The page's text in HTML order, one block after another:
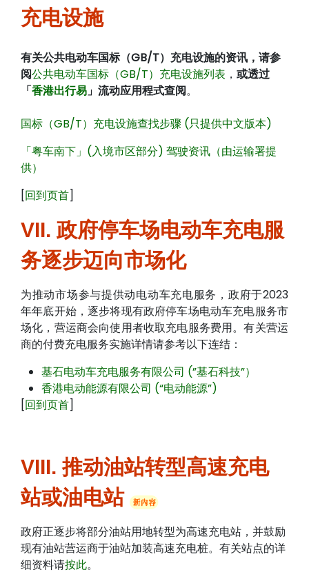
充电设施
有关公共电动车国标（GB/T）充电设施的资讯，请参
阅公共电动车国标（GB/T）充电设施列表 ， 或透过
「香港出行易」流动应用程式查阅。
国标（GB/T）充电设施查找步骤 (只提供中文版本)
「粤车南下」(入境市区部分) 驾驶资讯（由运输署提
供）
[回到页首]
VII. 政府停车场电动车充电服
务逐步迈向市场化
为推动市场参与提供动电动车充电服务，政府于2023
年年底开始，逐步将现有政府停车场电动车充电服务市
场化，营运商会向使用者收取充电服务费用。有关营运
商的付费充电服务实施详情请参考以下连结：
基石电动车充电服务有限公司 (”基石科技”）
香港电动能源有限公司 (“电动能源”)
[回到页首]
VIII. 推动油站转型高速充电
站或油电站
政府正逐步将部分油站用地转型为高速充电站，并鼓励
现有油站营运商于油站加装高速充电桩。有关站点的详
细资料请按此。